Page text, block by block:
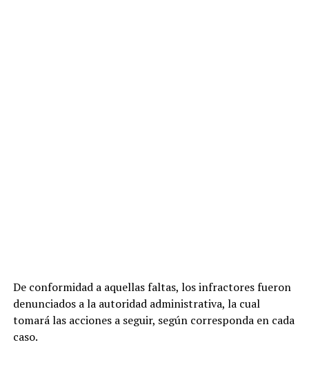
De conformidad a aquellas faltas, los infractores fueron
denunciados a la autoridad administrativa, la cual
tomará las acciones a seguir, según corresponda en cada
caso.